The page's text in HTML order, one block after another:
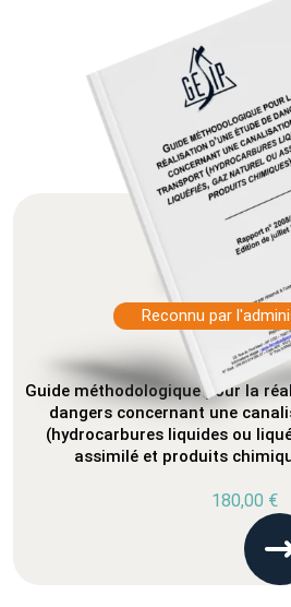
Reconnu par
Guide méthodologique pour la
dangers concernant une
(hydrocarbures liquides ou
assimilé et produits
180,00 €